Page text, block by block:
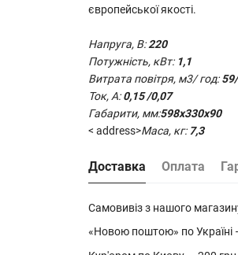
європейської якості.
Напруга, В:220
Потужність, кВт:1,1
Витрата повітря, м3/ год:
Ток, А:0,15 /0,07
Габарити, мм:598x330x90
< address>Маса, кг:7,3
Доставка Оплата
Самовивіз з нашого
«Новою поштою» по Україні